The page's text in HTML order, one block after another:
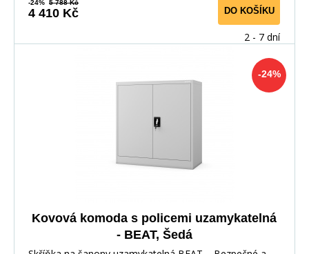
-24% 5 788 Kč
4 410 Kč DO KOŠÍKU
2 - 7 dní
-24%
Kovová komoda s policemi uzamykatelná
- BEAT, Šedá